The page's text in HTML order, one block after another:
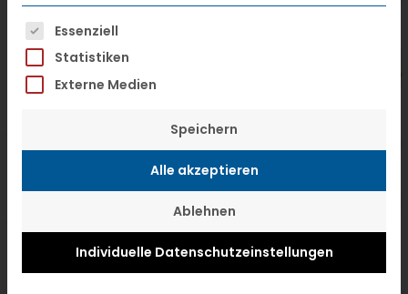
eurotransport, trans aktuell
Es folgt eine Liste der Service-Gruppen,
Essenziell
Statistiken
Externe Medien
Speichern
Alle akzeptieren
Ablehnen
Individuelle Datenschutzeinstellungen